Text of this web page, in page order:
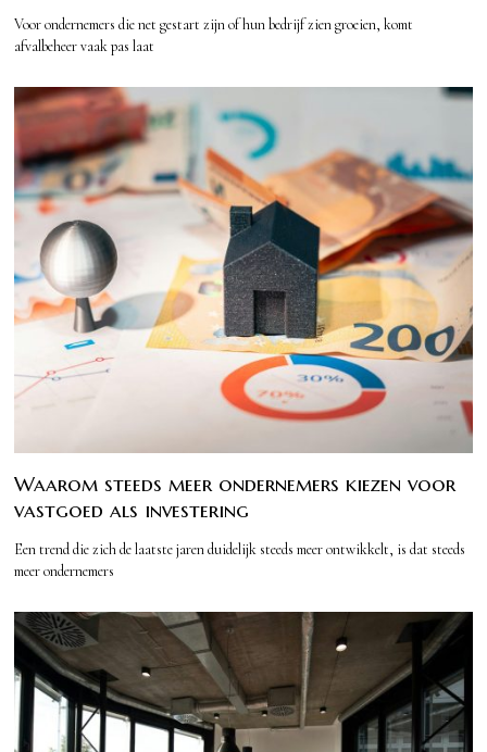
Voor ondernemers die net gestart zijn of hun bedrijf zien groeien, komt
afvalbeheer vaak pas laat
Waarom steeds meer ondernemers kiezen voor
vastgoed als investering
Een trend die zich de laatste jaren duidelijk steeds meer ontwikkelt, is dat steeds
meer ondernemers